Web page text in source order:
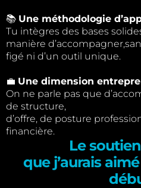
📚 Une méthodologie
Tu intègres des bases
manière
figé ni d’un outil unique.
💼 Une dimension
On ne parle pas que
de structure,
d’offre, de posture
financière.
Le
que j’aurais